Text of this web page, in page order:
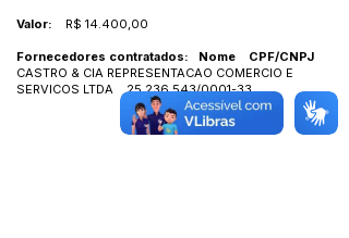
Valor: R$ 14.400,00
Fornecedores contratados: Nome CPF/CNPJ
CASTRO & CIA REPRESENTACAO COMERCIO E
SERVICOS LTDA25.236.543/0001-33